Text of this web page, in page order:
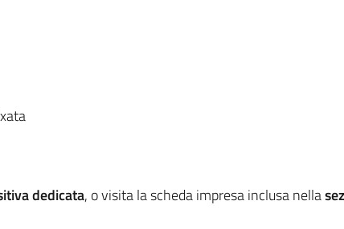
dedicata, o visita la scheda impresa inclusa nella